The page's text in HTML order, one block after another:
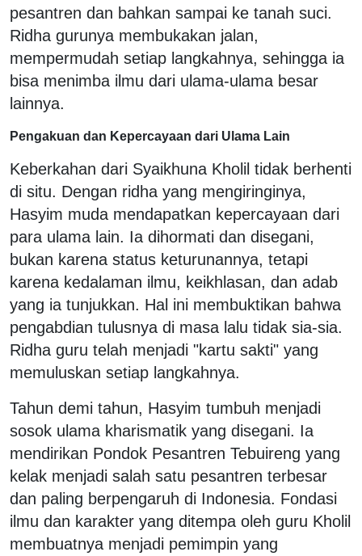
pesantren dan bahkan sampai ke tanah suci.
Ridha gurunya membukakan jalan,
mempermudah setiap langkahnya, sehingga ia
bisa menimba ilmu dari ulama-ulama besar
lainnya.
Pengakuan dan Kepercayaan dari Ulama Lain
Keberkahan dari Syaikhuna Kholil tidak berhenti
di situ. Dengan ridha yang mengiringinya,
Hasyim muda mendapatkan kepercayaan dari
para ulama lain. Ia dihormati dan disegani,
bukan karena status keturunannya, tetapi
karena kedalaman ilmu, keikhlasan, dan adab
yang ia tunjukkan. Hal ini membuktikan bahwa
pengabdian tulusnya di masa lalu tidak sia-sia.
Ridha guru telah menjadi "kartu sakti" yang
memuluskan setiap langkahnya.
Tahun demi tahun, Hasyim tumbuh menjadi
sosok ulama kharismatik yang disegani. Ia
mendirikan Pondok Pesantren Tebuireng yang
kelak menjadi salah satu pesantren terbesar
dan paling berpengaruh di Indonesia. Fondasi
ilmu dan karakter yang ditempa oleh guru Kholil
membuatnya menjadi pemimpin yang